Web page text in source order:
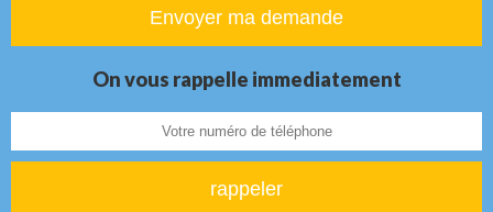
On vous rappelle immediatement